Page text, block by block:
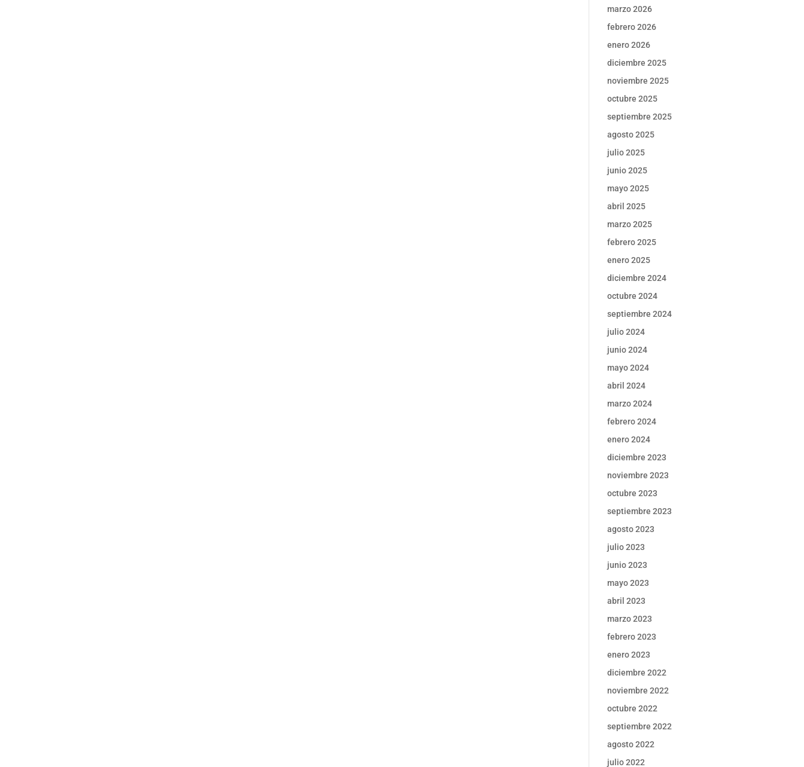
marzo 2026
febrero 2026
enero 2026
diciembre 2025
noviembre 2025
octubre 2025
septiembre 2025
agosto 2025
julio 2025
junio 2025
mayo 2025
abril 2025
marzo 2025
febrero 2025
enero 2025
diciembre 2024
octubre 2024
septiembre 2024
julio 2024
junio 2024
mayo 2024
abril 2024
marzo 2024
febrero 2024
enero 2024
diciembre 2023
noviembre 2023
octubre 2023
septiembre 2023
agosto 2023
julio 2023
junio 2023
mayo 2023
abril 2023
marzo 2023
febrero 2023
enero 2023
diciembre 2022
noviembre 2022
octubre 2022
septiembre 2022
agosto 2022
julio 2022